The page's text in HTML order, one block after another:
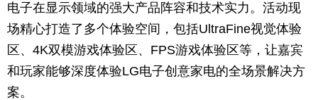
电子在显示领域的强大产品阵容和技术实力。活动现
场精心打造了多个体验空间，包括UltraFine视觉体验
区、4K双模游戏体验区、FPS游戏体验区等，让嘉宾
和玩家能够深度体验LG电子创意家电的全场景解决方
案。